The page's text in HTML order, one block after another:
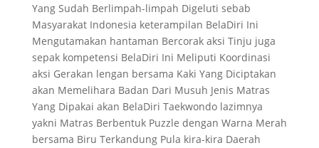
Yang Sudah Berlimpah-limpah Digeluti sebab
Masyarakat Indonesia keterampilan BelaDiri Ini
Mengutamakan hantaman Bercorak aksi Tinju juga
sepak kompetensi BelaDiri Ini Meliputi Koordinasi
aksi Gerakan lengan bersama Kaki Yang Diciptakan
akan Memelihara Badan Dari Musuh Jenis Matras
Yang Dipakai akan BelaDiri Taekwondo lazimnya
yakni Matras Berbentuk Puzzle dengan Warna Merah
bersama Biru Terkandung Pula kira-kira Daerah